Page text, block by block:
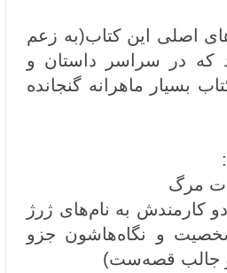
اصلی این کتاب(به زعم
که در سراسر داستان و
بسیار ماهرانه گنجانده
مرگ
کارمندش به نام‌های ژرژ
و نگاه‌هاشون جزو
و جالب قصه‌ست)